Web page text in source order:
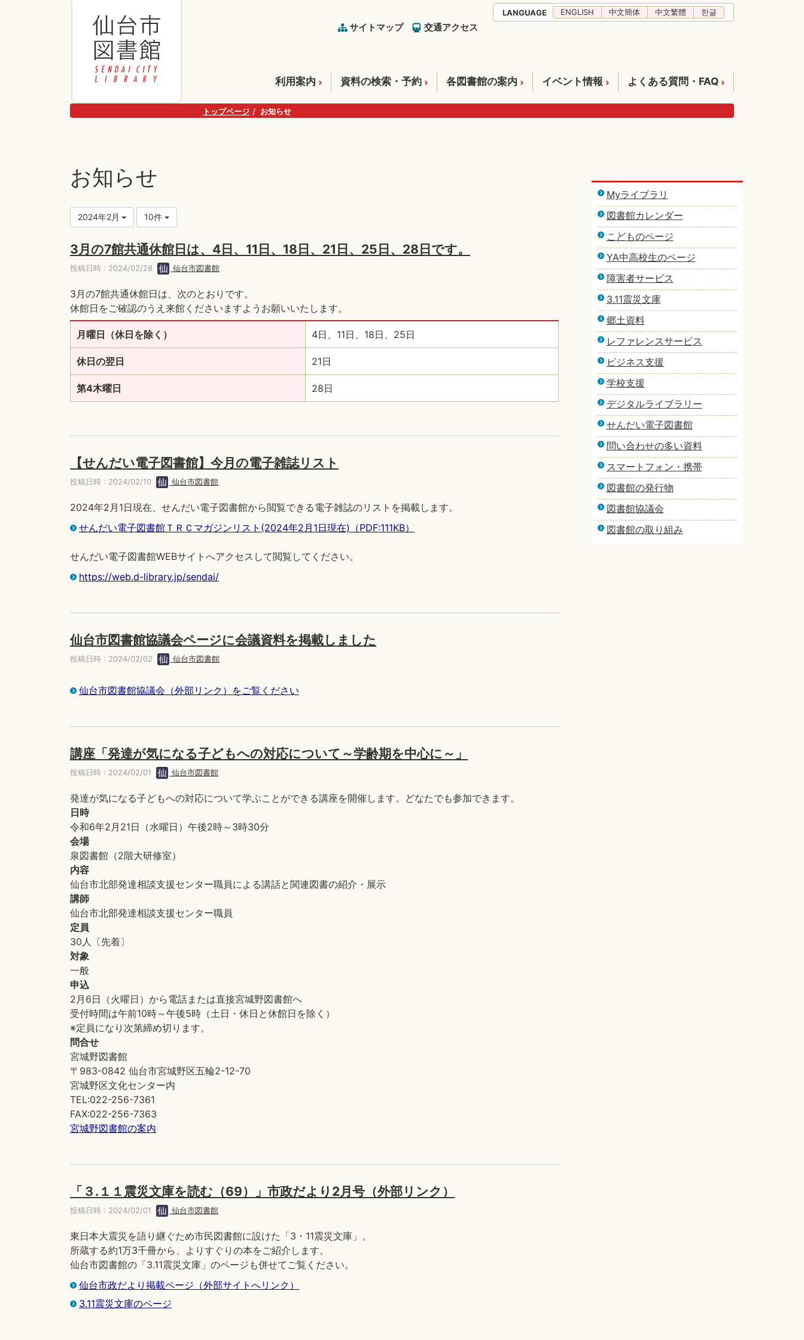
サイトマップ 交通アクセス
LANGUAGE ENGLISH 中文簡体 中文繁體 한글
利用案内 資料の検索・予約 各図書館の案内 イベント情報 よくある質問・FAQ
トップページ お知らせ
お知らせ
2024年2月 10件
3月の7館共通休館日は、4日、11日、18日、21日、25日、28日です。
投稿日時 : 2024/02/28 仙台市図書館
3月の7館共通休館日は、次のとおりです。
休館日をご確認のうえ来館くださいますようお願いいたします。
月曜日（休日を除く） 4日、11日、18日、25日
休日の翌日 21日
第4木曜日 28日
【せんだい電子図書館】今月の電子雑誌リスト
投稿日時 : 2024/02/10 仙台市図書館
2024年2月1日現在、せんだい電子図書館から閲覧できる電子雑誌のリストを掲載します。
せんだい電子図書館ＴＲＣマガジンリスト(2024年2月1日現在)（PDF:111KB）
せんだい電子図書館WEBサイトへアクセスして閲覧してください。
https://web.d-library.jp/sendai/
仙台市図書館協議会ページに会議資料を掲載しました
投稿日時 : 2024/02/02 仙台市図書館
仙台市図書館協議会（外部リンク）をご覧ください
講座「発達が気になる子どもへの対応について～学齢期を中心に～」
投稿日時 : 2024/02/01 仙台市図書館
発達が気になる子どもへの対応について学ぶことができる講座を開催します。どなたでも参加できます。
日時
令和6年2月21日（水曜日）午後2時～3時30分
会場
泉図書館（2階大研修室）
内容
仙台市北部発達相談支援センター職員による講話と関連図書の紹介・展示
講師
仙台市北部発達相談支援センター職員
定員
30人〔先着〕
対象
一般
申込
2月6日（火曜日）から電話または直接宮城野図書館へ
受付時間は午前10時～午後5時（土日・休日と休館日を除く）
※定員になり次第締め切ります。
問合せ
宮城野図書館
〒983-0842 仙台市宮城野区五輪2-12-70
宮城野区文化センター内
TEL:022-256-7361
FAX:022-256-7363
宮城野図書館の案内
「３.１１震災文庫を読む（69）」市政だより2月号（外部リンク）
投稿日時 : 2024/02/01 仙台市図書館
東日本大震災を語り継ぐため市民図書館に設けた「3・11震災文庫」。
所蔵する約1万3千冊から、よりすぐりの本をご紹介します。
仙台市図書館の「3.11震災文庫」のページも併せてご覧ください。
仙台市政だより掲載ページ（外部サイトへリンク）
3.11震災文庫のページ
Myライブラリ
図書館カレンダー
こどものページ
YA中高校生のページ
障害者サービス
3.11震災文庫
郷土資料
レファレンスサービス
ビジネス支援
学校支援
デジタルライブラリー
せんだい電子図書館
問い合わせの多い資料
スマートフォン・携帯
図書館の発行物
図書館協議会
図書館の取り組み